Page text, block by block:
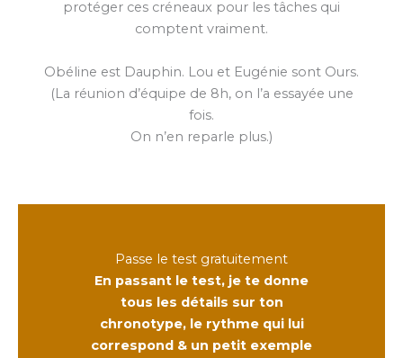
protéger ces créneaux pour les tâches qui
comptent vraiment.
Obéline est Dauphin. Lou et Eugénie sont Ours.
(La réunion d’équipe de 8h, on l’a essayée une
fois.
On n’en reparle plus.)
Passe le test gratuitement
En passant le test, je te donne
tous les détails sur ton
chronotype, le rythme qui lui
correspond & un petit exemple